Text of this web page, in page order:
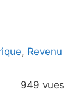
, Revenu
949 vues